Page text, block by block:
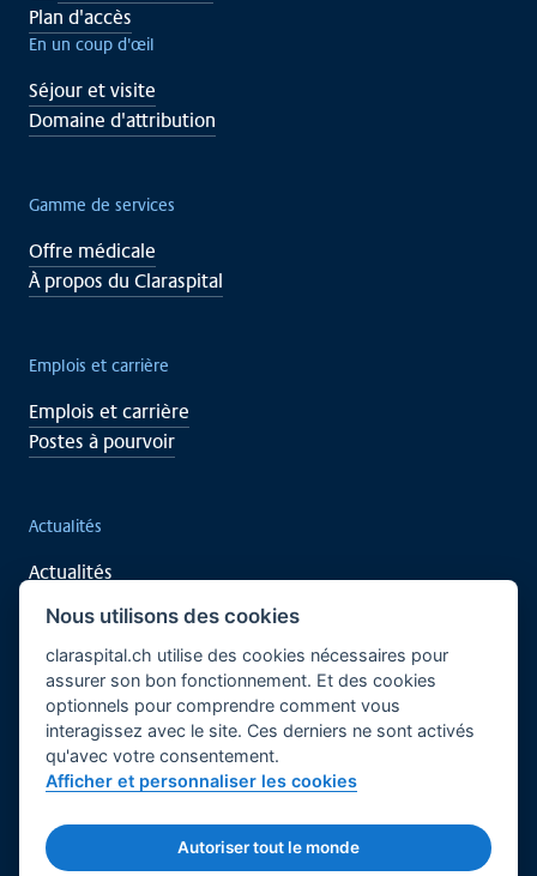
Plan d'accès
En un coup d'œil
Séjour et visite
Domaine d'attribution
Gamme de services
Offre médicale
À propos du Claraspital
Emplois et carrière
Emplois et carrière
Postes à pourvoir
Actualités
Actualités
Événements
Soutenez vous aussi
Recherche clinique
Centre de rencontre CURA
Bases légales
Mentions légales
Nous utilisons des cookies
claraspital.ch utilise des cookies nécessaires pour
assurer son bon fonctionnement. Et des cookies
optionnels pour comprendre comment vous
interagissez avec le site. Ces derniers ne sont activés
qu'avec votre consentement.
Afficher et personnaliser les cookies
Autoriser tout le monde